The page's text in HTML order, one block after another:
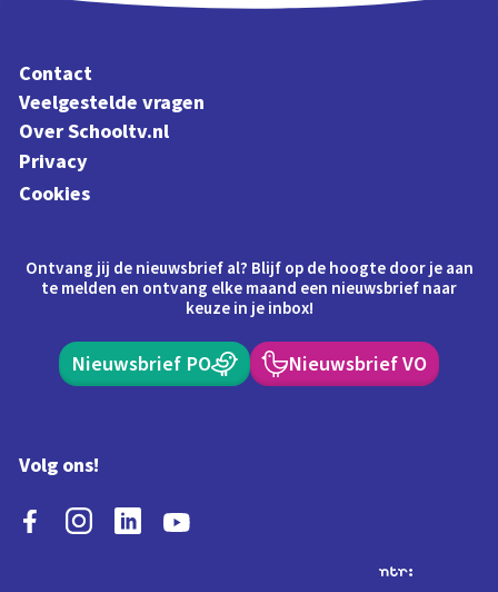
Contact
Veelgestelde vragen
Over Schooltv.nl
Privacy
Cookies
Ontvang jij de nieuwsbrief al? Blijf op de hoogte door je aan
te melden en ontvang elke maand een nieuwsbrief naar
keuze in je inbox!
Nieuwsbrief PO Nieuwsbrief VO
Volg ons!